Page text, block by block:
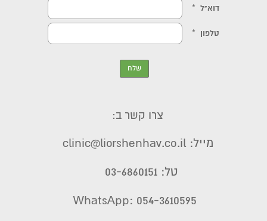
צרו קשר ב:
מייל: clinic@liorshenhav.co.il
טל: 03-6860151
WhatsApp: 054-3610595